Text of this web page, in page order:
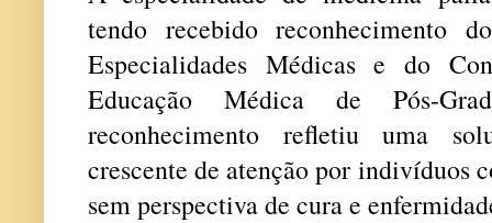
tendo recebido reconhecimento
Especialidades Médicas e do
Educação Médica de Pós-
reconhecimento refletiu uma
crescente de atenção por indivíduos
sem perspectiva de cura e